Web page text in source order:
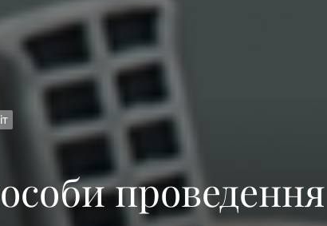
вашого пристрою
для тренувань?
вашого пристроюпроведення